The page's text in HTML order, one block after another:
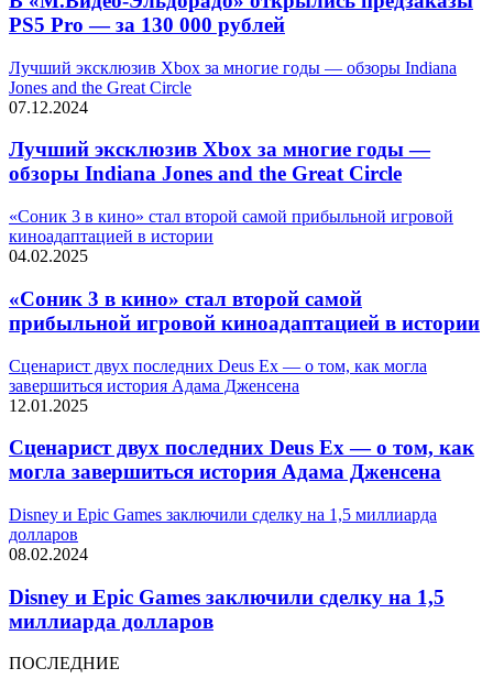
PS5 Pro — за 130 000 рублей
Лучший эксклюзив Xbox за многие годы — обзоры Indiana
Jones and the Great Circle
07.12.2024
Лучший эксклюзив Xbox за многие годы —
обзоры Indiana Jones and the Great Circle
«Соник 3 в кино» стал второй самой прибыльной игровой
киноадаптацией в истории
04.02.2025
«Соник 3 в кино» стал второй самой
прибыльной игровой киноадаптацией в истории
Сценарист двух последних Deus Ex — о том, как могла
завершиться история Адама Дженсена
12.01.2025
Сценарист двух последних Deus Ex — о том, как
могла завершиться история Адама Дженсена
Disney и Epic Games заключили сделку на 1,5 миллиарда
долларов
08.02.2024
Disney и Epic Games заключили сделку на 1,5
миллиарда долларов
ПОСЛЕДНИЕ